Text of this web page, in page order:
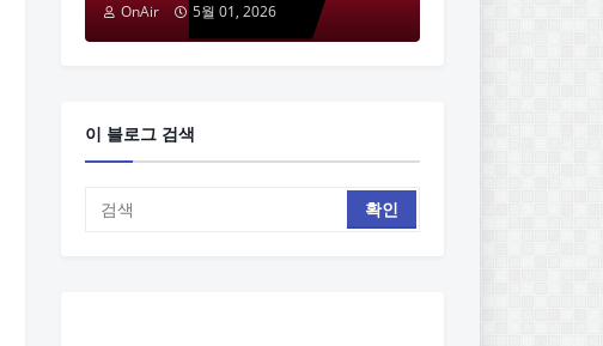
OnAir 5월 01, 2026
이 블로그 검색